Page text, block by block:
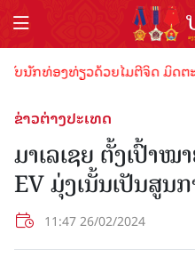
ນັກທ່ອງທ່ຽວດ້ວຍໄມຕີຈິດ ມິດຕະ
ຂ່າວຕ່າງປະເທດ
ມາເລເຊຍ ຕັ້ງເປົ້າ
EV ມຸ່ງເນັ້ນເປັນສູ
11:47 26/02/2024